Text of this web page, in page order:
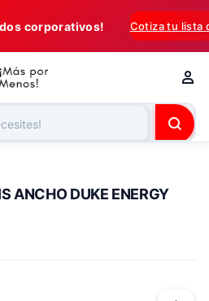
corporativos! Cotiza tu lista
ANCHO DUKE ENERGY